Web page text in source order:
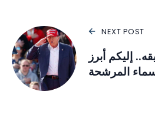
NEXT POST
إليكم أبرز
المرشحة